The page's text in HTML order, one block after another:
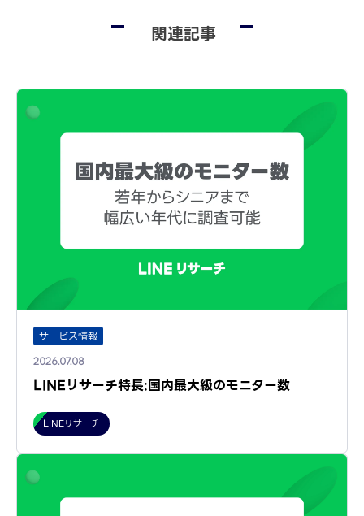
関連記事
サービス情報
2026.07.08
LINEリサーチ特長:国内最大級のモニター数
LINEリサーチ